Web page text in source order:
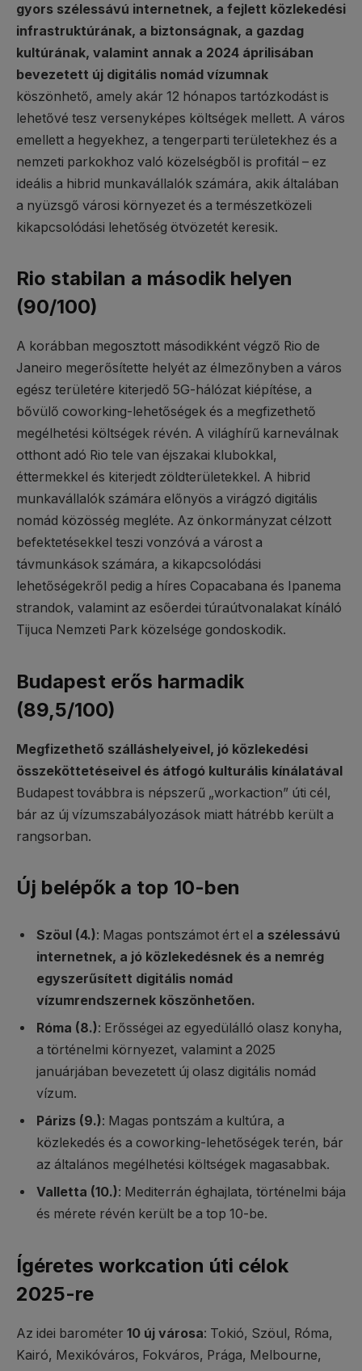
gyors szélessávú internetnek, a fejlett közlekedési
infrastruktúrának, a biztonságnak, a gazdag
kultúrának, valamint annak a 2024 áprilisában
bevezetett új digitális nomád vízumnak
köszönhető, amely akár 12 hónapos tartózkodást is
lehetővé tesz versenyképes költségek mellett. A város
emellett a hegyekhez, a tengerparti területekhez és a
nemzeti parkokhoz való közelségből is profitál – ez
ideális a hibrid munkavállalók számára, akik általában
a nyüzsgő városi környezet és a természetközeli
kikapcsolódási lehetőség ötvözetét keresik.
Rio stabilan a második helyen
(90/100)
A korábban megosztott másodikként végző Rio de
Janeiro megerősítette helyét az élmezőnyben a város
egész területére kiterjedő 5G-hálózat kiépítése, a
bővülő coworking-lehetőségek és a megfizethető
megélhetési költségek révén. A világhírű karneválnak
otthont adó Rio tele van éjszakai klubokkal,
éttermekkel és kiterjedt zöldterületekkel. A hibrid
munkavállalók számára előnyös a virágzó digitális
nomád közösség megléte. Az önkormányzat célzott
befektetésekkel teszi vonzóvá a várost a
távmunkások számára, a kikapcsolódási
lehetőségekről pedig a híres Copacabana és Ipanema
strandok, valamint az esőerdei túraútvonalakat kínáló
Tijuca Nemzeti Park közelsége gondoskodik.
Budapest erős harmadik
(89,5/100)
Megfizethető szálláshelyeivel, jó közlekedési
összeköttetéseivel és átfogó kulturális kínálatával
Budapest továbbra is népszerű „workaction” úti cél,
bár az új vízumszabályozások miatt hátrébb került a
rangsorban.
Új belépők a top 10-ben
Szöul (4.): Magas pontszámot ért el a szélessávú
internetnek, a jó közlekedésnek és a nemrég
egyszerűsített digitális nomád
vízumrendszernek köszönhetően.
Róma (8.): Erősségei az egyedülálló olasz konyha,
a történelmi környezet, valamint a 2025
januárjában bevezetett új olasz digitális nomád
vízum.
Párizs (9.): Magas pontszám a kultúra, a
közlekedés és a coworking-lehetőségek terén, bár
az általános megélhetési költségek magasabbak.
Valletta (10.): Mediterrán éghajlata, történelmi bája
és mérete révén került be a top 10-be.
Ígéretes workcation úti célok
2025-re
Az idei barométer 10 új városa: Tokió, Szöul, Róma,
Kairó, Mexikóváros, Fokváros, Prága, Melbourne,